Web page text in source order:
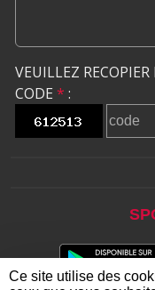
VEUILLEZ RECOPIER
CODE * :
Ce site utilise des